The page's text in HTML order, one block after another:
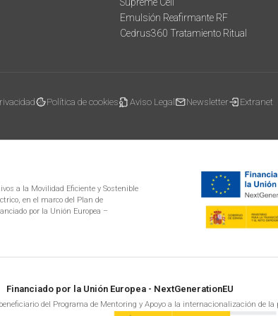
Emulsión Reafirmante RF
Cedrus360 Tratamiento Ritual
Política de cookies Aviso Legal Newsletter Extranet
a la Movilidad Eficiente y Sostenible
en el marco del Plan de
por la Unión Europea –
Financiado por la Unión Europea - NextGenerationEU
del Programa de Mentoring y Apoyo a la internacionalización de la